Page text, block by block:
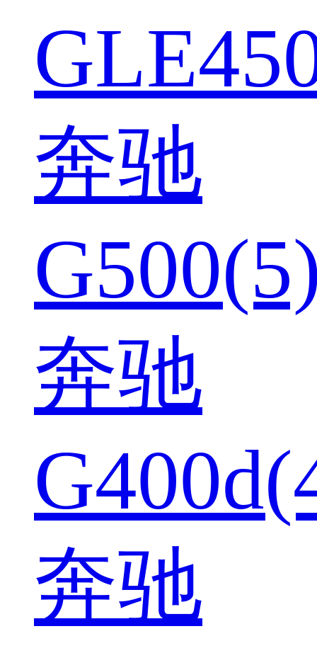
奔驰
奔驰
奔驰